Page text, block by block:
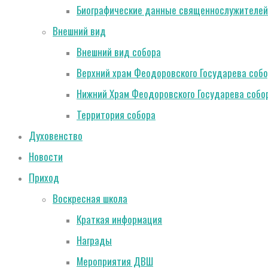
Биографические данные
Внешний вид
Внешний вид собора
Верхний храм Феодоровского Государева
Нижний Храм Феодоровского Государева
Территория собора
Духовенство
Новости
Приход
Воскресная школа
Краткая информация
Награды
Мероприятия ДВШ